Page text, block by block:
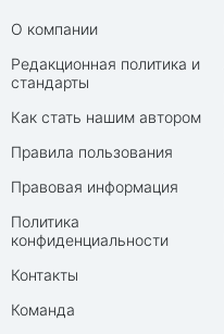
О компании
Редакционная политика и
стандарты
Как стать нашим автором
Правила пользования
Правовая информация
Политика
конфиденциальности
Контакты
Команда